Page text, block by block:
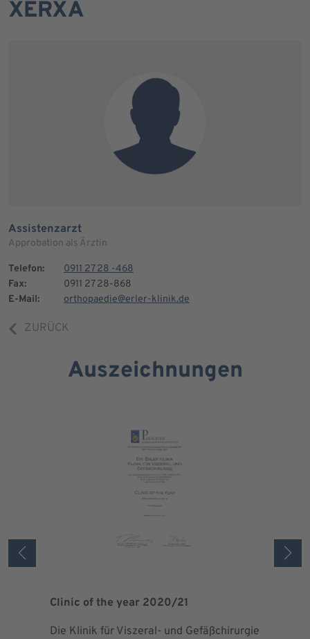
XERXA
Assistenzarzt
Approbation als Ärztin
Telefon:
0911 27 28 -468
Fax:
0911 27 28-868
E-Mail:
orthopaedie@erler-klinik.de
ZURÜCK
Auszeichnungen
Clinic of the year 2020/21
Die Klinik für Viszeral- und Gefäßchirurgie